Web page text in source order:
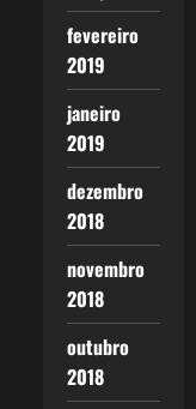
fevereiro
2019
janeiro
2019
dezembro
2018
novembro
2018
outubro
2018